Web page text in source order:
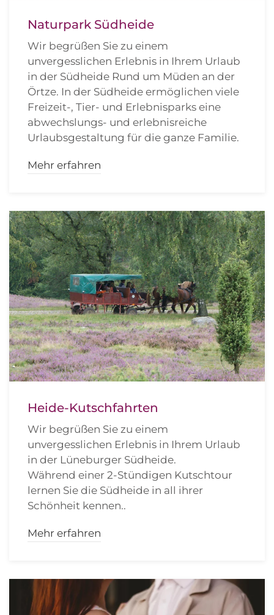
Naturpark Südheide
Wir begrüßen Sie zu einem
unvergesslichen Erlebnis in Ihrem Urlaub
in der Südheide Rund um Müden an der
Örtze. In der Südheide ermöglichen viele
Freizeit-, Tier- und Erlebnisparks eine
abwechslungs- und erlebnisreiche
Urlaubsgestaltung für die ganze Familie.
Mehr erfahren
Heide-Kutschfahrten
Wir begrüßen Sie zu einem
unvergesslichen Erlebnis in Ihrem Urlaub
in der Lüneburger Südheide.
Während einer 2-Stündigen Kutschtour
lernen Sie die Südheide in all ihrer
Schönheit kennen..
Mehr erfahren